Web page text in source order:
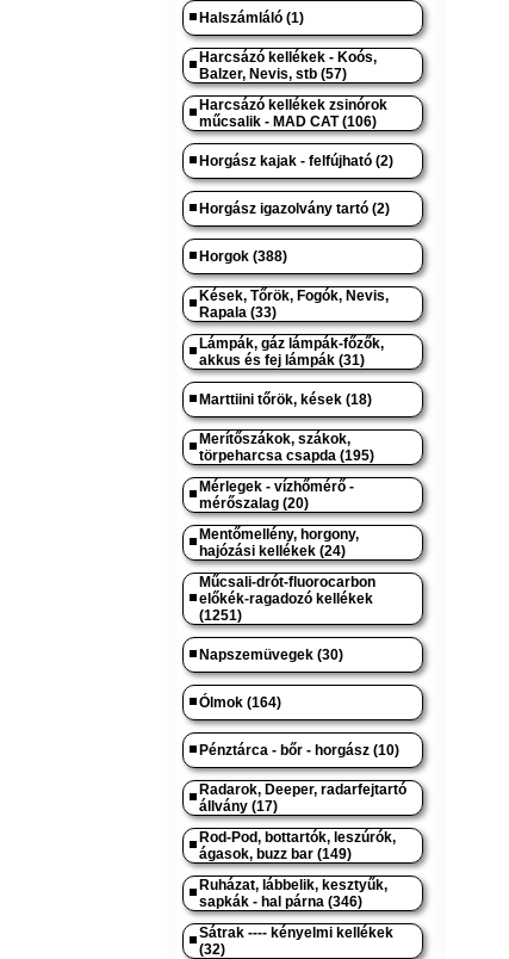
Halszámláló (1)
Harcsázó kellékek - Koós,
Balzer, Nevis, stb (57)
Harcsázó kellékek zsinórok
műcsalik - MAD CAT (106)
Horgász kajak - felfújható (2)
Horgász igazolvány tartó (2)
Horgok (388)
Kések, Tőrök, Fogók, Nevis,
Rapala (33)
Lámpák, gáz lámpák-főzők,
akkus és fej lámpák (31)
Marttiini tőrök, kések (18)
Merítőszákok, szákok,
törpeharcsa csapda (195)
Mérlegek - vízhőmérő -
mérőszalag (20)
Mentőmellény, horgony,
hajózási kellékek (24)
Műcsali-drót-fluorocarbon
előkék-ragadozó kellékek
(1251)
Napszemüvegek (30)
Ólmok (164)
Pénztárca - bőr - horgász (10)
Radarok, Deeper, radarfejtartó
állvány (17)
Rod-Pod, bottartók, leszúrók,
ágasok, buzz bar (149)
Ruházat, lábbelik, kesztyűk,
sapkák - hal párna (346)
Sátrak ---- kényelmi kellékek
(32)